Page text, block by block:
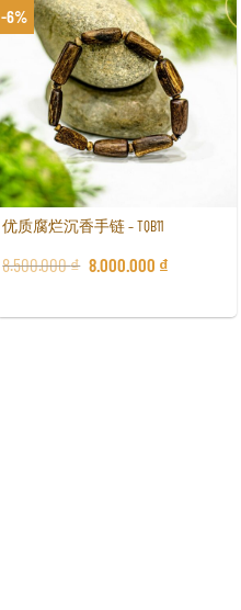
-6%
优质腐烂沉香手链 – TQB11
8.500.000₫ 8.000.000 ₫